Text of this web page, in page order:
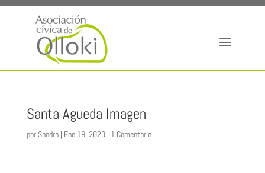
Santa Agueda Imagen
por Sandra| Ene 19, 2020| 1 Comentario